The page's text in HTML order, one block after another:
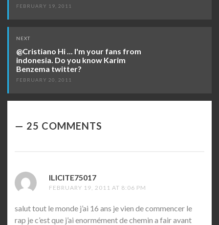
FEBRUARY 19, 2011
NEXT
@Cristiano Hi ... I'm your fans from
indonesia. Do you know Karim
Benzema twitter?
FEBRUARY 20, 2011
25 COMMENTS
ILICITE75017
FEBRUARY 19, 2011 AT 8:06 PM
salut tout le monde j’ai 16 ans je vien de commencer le
rap je c’est que j’ai enormément de chemin a fair avant